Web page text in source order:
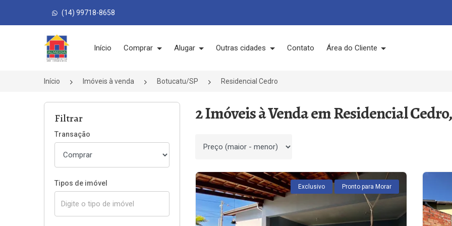
(14) 99718-8658
Página inicial
Início Comprar Alugar Outras cidades Contato Área do Cliente
Início Imóveis à venda Botucatu/SP Residencial Cedro
Filtrar
Transação
Tipos de imóvel
2 Imóveis à Venda em Residencial
Ordenar por
Exclusivo Pronto para Morar